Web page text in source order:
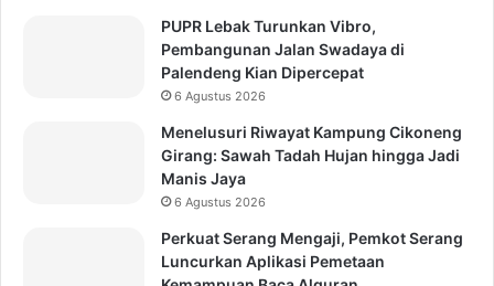
PUPR Lebak Turunkan Vibro,
Pembangunan Jalan Swadaya di
Palendeng Kian Dipercepat
6 Agustus 2026
Menelusuri Riwayat Kampung Cikoneng
Girang: Sawah Tadah Hujan hingga Jadi
Manis Jaya
6 Agustus 2026
Perkuat Serang Mengaji, Pemkot Serang
Luncurkan Aplikasi Pemetaan